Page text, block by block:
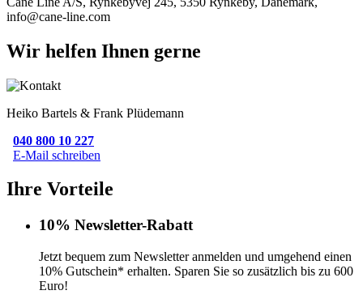
info@cane-line.com
Wir helfen Ihnen gerne
Heiko Bartels & Frank Plüdemann
040 800 10 227
E-Mail schreiben
Ihre Vorteile
10% Newsletter-Rabatt
Jetzt bequem zum Newsletter anmelden und umgehend einen
10% Gutschein* erhalten. Sparen Sie so zusätzlich bis zu 600
Euro!